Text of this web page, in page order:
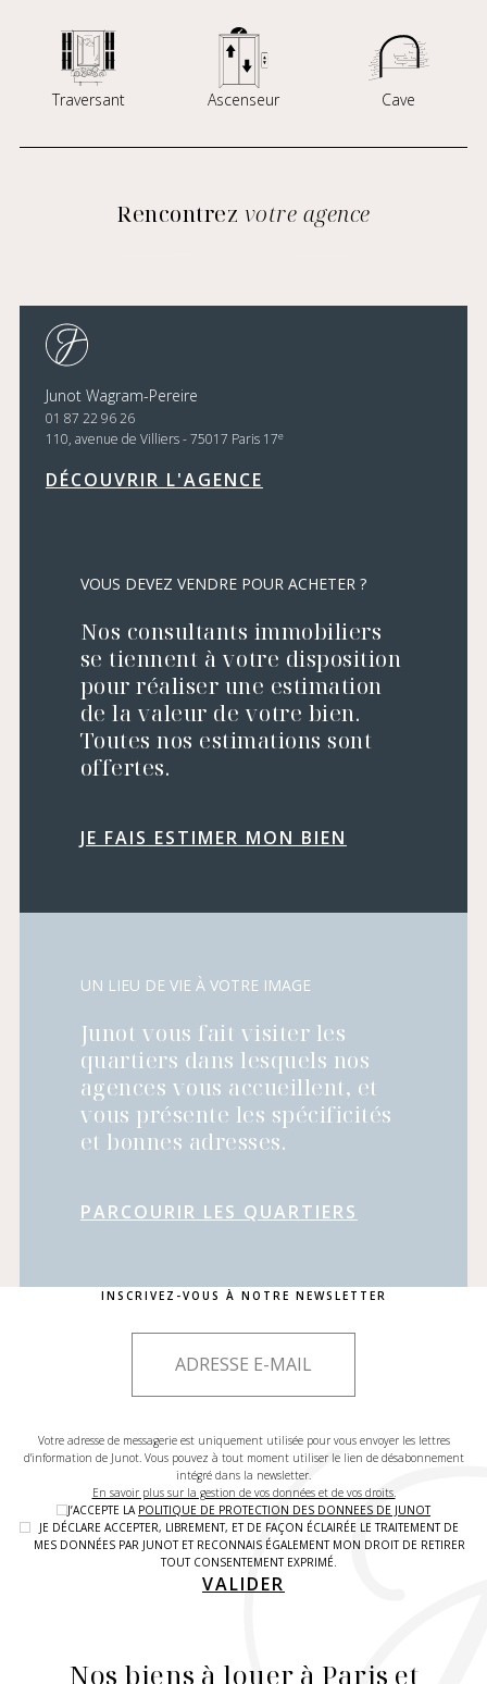
Traversant Ascenseur Cave
Rencontrez votre agence
Junot Wagram-Pereire
01 87 22 96 26
110, avenue de Villiers - 75017 Paris 17e
DÉCOUVRIR L'AGENCE
VOUS DEVEZ VENDRE POUR ACHETER ?
Nos consultants immobiliers
se tiennent à votre disposition
pour réaliser une estimation
de la valeur de votre bien.
Toutes nos estimations sont
offertes.
JE FAIS ESTIMER MON BIEN
UN LIEU DE VIE À VOTRE IMAGE
Junot vous fait visiter les
quartiers dans lesquels nos
agences vous accueillent, et
vous présente les spécificités
et bonnes adresses.
PARCOURIR LES QUARTIERS
INSCRIVEZ-VOUS À NOTRE NEWSLETTER
Votre adresse de messagerie est uniquement utilisée pour vous envoyer les lettres
d'information de Junot. Vous pouvez à tout moment utiliser le lien de désabonnement
intégré dans la newsletter.
En savoir plus sur la gestion de vos données et de vos droits.
J’ACCEPTE LA POLITIQUE DE PROTECTION DES DONNEES DE JUNOT
JE DÉCLARE ACCEPTER, LIBREMENT, ET DE FAÇON ÉCLAIRÉE LE TRAITEMENT DE
MES DONNÉES PAR JUNOT ET RECONNAIS ÉGALEMENT MON DROIT DE RETIRER
TOUT CONSENTEMENT EXPRIMÉ.
VALIDER
Nos biens à louer à Paris et